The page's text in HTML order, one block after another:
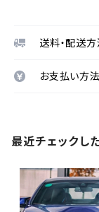
送料・配送
お支払い方
最近チェックし